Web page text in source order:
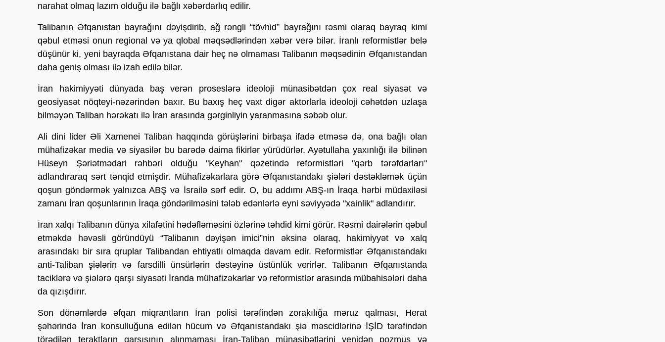
narahat olmaq lazım olduğu ilə bağlı xəbərdarlıq edilir.
Talibanın Əfqanıstan bayrağını dəyişdirib, ağ rəngli “tövhid” bayrağını rəsmi olaraq bayraq kimi
qəbul etməsi onun regional və ya qlobal məqsədlərindən xəbər verə bilər. İranlı reformistlər belə
düşünür ki, yeni bayraqda Əfqanıstana dair heç nə olmaması Talibanın məqsədinin Əfqanıstandan
daha geniş olması ilə izah edilə bilər.
İran hakimiyyəti dünyada baş verən proseslərə ideoloji münasibətdən çox real siyasət və
geosiyasət nöqteyi-nəzərindən baxır. Bu baxış heç vaxt digər aktorlarla ideoloji cəhətdən uzlaşa
bilməyən Taliban hərəkatı ilə İran arasında gərginliyin yaranmasına səbəb olur.
Ali dini lider Əli Xamenei Taliban haqqında görüşlərini birbaşaifadə etməsə də, ona bağlı olan
mühafizəkar media və siyasilər bu barədə daima fikirlər yürüdürlər. Ayətullaha yaxınlığı ilə bilinən
Hüseyn Şəriətmədari rəhbəri olduğu "Keyhan" qəzetində reformistləri "qərb tərəfdarları"
adlandıraraq sərt tənqid etmişdir. Mühafizəkarlara görə Əfqanıstandakı şiələri dəstəkləmək üçün
qoşun göndərmək yalnızca ABŞ və İsrailə sərf edir. O, bu addımı ABŞ-ın İraqa hərbi müdaxiləsi
zamanı İran qoşunlarının İraqa göndərilməsini tələb edənlərlə eyni səviyyədə "xainlik" adlandırır.
İran xalqı Talibanın dünya xilafətini hədəfləməsini özlərinə təhdid kimi görür. Rəsmi dairələrin qəbul
etməkdə həvəsli göründüyü “Talibanın dəyişən imici”nin əksinə olaraq, hakimiyyət və xalq
arasındakı bir sıra qruplar Talibandan ehtiyatlı olmaqda davam edir. Reformistlər Əfqanıstandakı
anti-Taliban şiələrin və farsdilli ünsürlərin dəstəyinə üstünlük verirlər. Talibanın Əfqanıstanda
taciklərə və şiələrə qarşı siyasəti İranda mühafizəkarlar və reformistlər arasında mübahisələri daha
da qızışdırır.
Son dönəmlərdə əfqan miqrantların İran polisi tərəfindən zorakılığa məruz qalması, Herat
şəhərində İran konsulluğuna edilən hücum və Əfqanıstandakı şiə məscidlərinə İŞİD tərəfindən
törədilən teraktların qarşısının alınmaması İran-Taliban münasibətlərini yenidən pozmuş və